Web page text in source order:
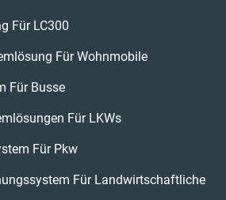
Für LC300
Für Wohnmobile
Für Busse
Für LKWs
Für Pkw
Für Landwirtschaftliche